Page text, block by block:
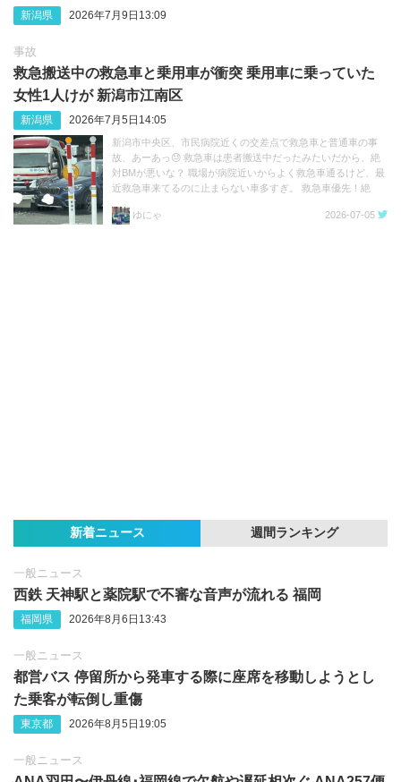
新潟県 2026年7月9日13:09
事故
救急搬送中の救急車と乗用車が衝突 乗用車に乗っていた
女性1人けが 新潟市江南区
新潟県 2026年7月5日14:05
新潟市中央区、市民病院近くの交差点で救急車と普通車の事
故、あーあっ😓 救急車は患者搬送中だったみたいだから、絶
対BMが悪いな？ 職場が病院近いからよく救急車通るけど、最
近救急車来てるのに止まらない車多すぎ。 救急車優先！絶
ゆにゃ
2026-07-05
新着ニュース 週間ランキング
一般ニュース
西鉄 天神駅と薬院駅で不審な音声が流れる 福岡
福岡県 2026年8月6日13:43
一般ニュース
都営バス 停留所から発車する際に座席を移動しようとし
た乗客が転倒し重傷
東京都 2026年8月5日19:05
一般ニュース